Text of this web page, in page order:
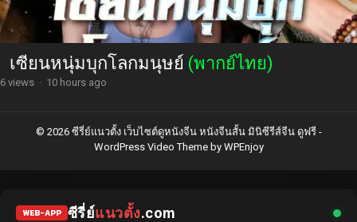
เซียนหนุ่มบุกโลกมนุษย์ (พากย์ไทย)
6 views · 10 hours ago
© 2026 ซีรี่ย์แนวตั้ง เว็บไซต์ดูหนังจีน หนังจีนสั้น มินิซีรีส์จีน ดูฟรี -
WordPress Video Themeby WPEnjoy
WEB-APP ซีรี่ย์แนวตั้ง.com